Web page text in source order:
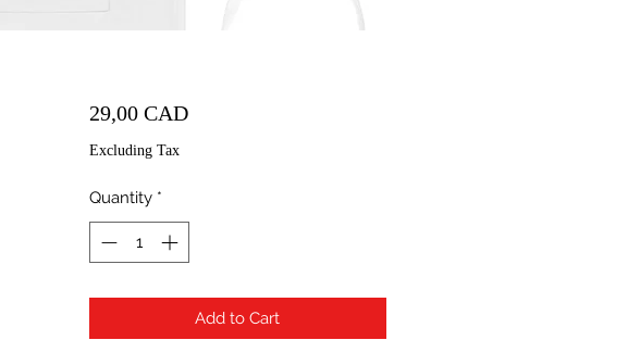
29,00 CADPrice
Excluding Tax
Quantity *
Add to Cart